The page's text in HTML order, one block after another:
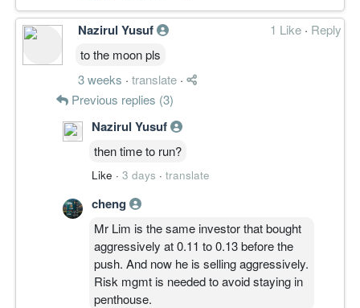
Nazirul Yusuf 1 Like · Reply
to the moon pls
3 weeks · translate ·
Previous replies (3)
Nazirul Yusuf
then time to run?
Like · 3 days · translate
cheng
Mr Lim is the same investor that bought
aggressively at 0.11 to 0.13 before the
push. And now he is selling aggressively.
Risk mgmt is needed to avoid staying in
penthouse.